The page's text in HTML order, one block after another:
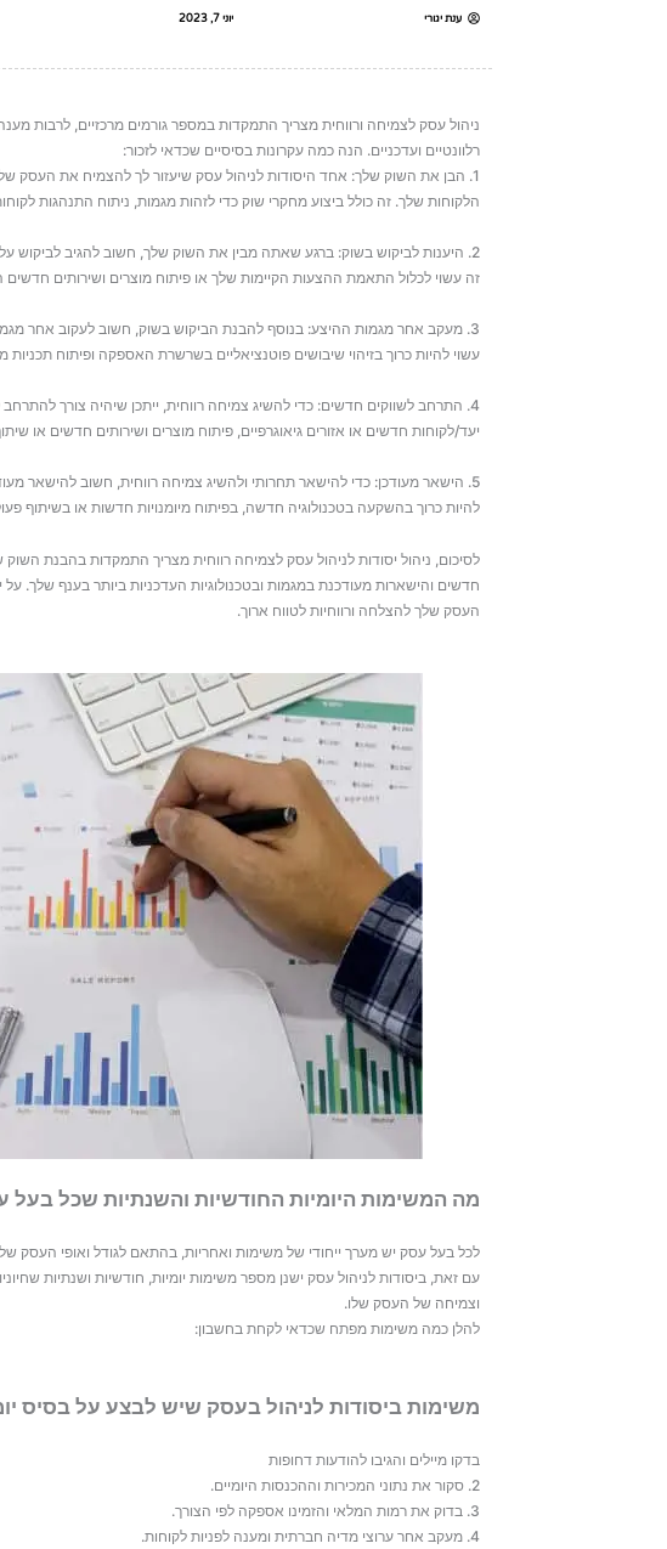
ענת יגורי יוני 7, 2023
ניהול עסק לצמיחה ורווחית מצריך התמקדות במספר גורמים מרכזיים, לרבות
רלוונטיים ועדכניים. הנה כמה עקרונות בסיסיים שכדאי לזכור:
1. הבן את השוק שלך: אחד היסודות לניהול עסק שיעזור לך להצמיח את העסק
הלקוחות שלך. זה כולל ביצוע מחקרי שוק כדי לזהות מגמות, ניתוח התנהגות
2. היענות לביקוש בשוק: ברגע שאתה מבין את השוק שלך, חשוב להגיב לביקוש
זה עשוי לכלול התאמת ההצעות הקיימות שלך או פיתוח מוצרים ושירותים
3. מעקב אחר מגמות ההיצע: בנוסף להבנת הביקוש בשוק, חשוב לעקוב אחר
עשוי להיות כרוך בזיהוי שיבושים פוטנציאליים בשרשרת האספקה ופיתוח תכניות
4. התרחב לשווקים חדשים: כדי להשיג צמיחה רווחית, ייתכן שיהיה צורך להתרחב
יעד/לקוחות חדשים או אזורים גיאוגרפיים, פיתוח מוצרים ושירותים חדשים או
5. הישאר מעודכן: כדי להישאר תחרותי ולהשיג צמיחה רווחית, חשוב להישאר
להיות כרוך בהשקעה בטכנולוגיה חדשה, בפיתוח מיומנויות חדשות או
לסיכום, ניהול יסודות לניהול עסק לצמיחה רווחית מצריך התמקדות בהבנת
חדשים והישארות מעודכנת במגמות ובטכנולוגיות העדכניות ביותר בענף שלך.
העסק שלך להצלחה ורווחיות לטווח ארוך.
מה המשימות היומיות החודשיות והשנתיות שכל בעל
לכל בעל עסק יש מערך ייחודי של משימות ואחריות, בהתאם לגודל ואופי העסק
עם זאת, ביסודות לניהול עסק ישנן מספר משימות יומיות, חודשיות ושנתיות
וצמיחה של העסק שלו.
להלן כמה משימות מפתח שכדאי לקחת בחשבון:
משימות ביסודות לניהול בעסק שיש לבצע על בסיס
בדקו מיילים והגיבו להודעות דחופות
2. סקור את נתוני המכירות וההכנסות היומיים.
3. בדוק את רמות המלאי והזמינו אספקה לפי הצורך.
4. מעקב אחר ערוצי מדיה חברתית ומענה לפניות לקוחות.